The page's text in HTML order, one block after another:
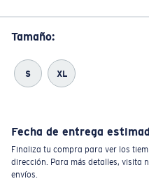
Tamaño:
S XL
Fecha de entrega
Finaliza tu compra para ver los
dirección. Para más detalles, visita
envíos.